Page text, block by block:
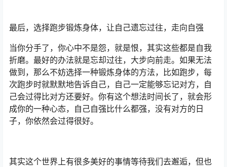
最后，选择跑步锻炼身体，让自己遗忘过往，走向自强
当你分手了，你心中不是怨，就是恨，其实这些都是自我
折磨。最好的办法就是忘却过往，大步向前走。如果无法
做到，那么不妨选择一种锻炼身体的方法，比如跑步，每
次跑步时就默默地告诉自己，自己一定能够忘记对方，自
己会过得比对方还要好。你有这个想法时间长了，就会形
成你的一种心态，自己自强比什么都强，没有对方的日
子，你依然会过得很好。
其实这个世界上有很多美好的事情等待我们去邂逅，但也